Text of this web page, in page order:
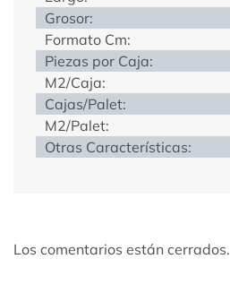
Grosor:
Formato Cm:
Piezas por Caja:
M2/Caja:
Cajas/Palet:
M2/Palet:
Otras Características:
Los comentarios están cerrados.